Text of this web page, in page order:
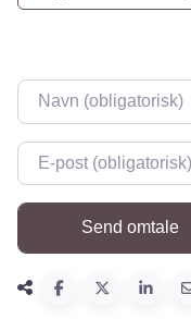
Navn
E-post